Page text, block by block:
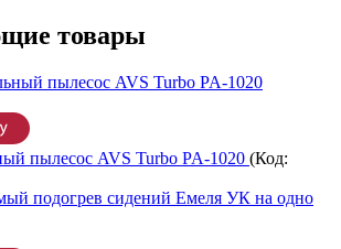
товары
пылесос AVS Turbo PA-1020 (Код: